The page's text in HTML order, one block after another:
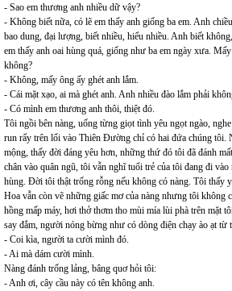
- Sao em thương anh nhiều dữ vậy?
- Không biết nữa, có lẽ em thấy anh giống ba em. Anh
bao dung, đại lượng, biết nhiều, hiểu nhiều. Anh biết
em thấy anh oai hùng quá, giống như ba em ngày xưa.
không?
- Không, mấy ông ấy ghét anh lắm.
- Cái mặt xạo, ai mà ghét anh. Anh nhiều đào lắm phải
- Có mình em thương anh thôi, thiệt đó.
Tôi ngồi bên nàng, uống từng giọt tình yêu ngọt ngào,
run rẩy trên lối vào Thiên Đường chỉ có hai đứa chúng tôi.
mộng, thấy đời đáng yêu hơn, những thứ đó tôi đã đánh
chân vào quân ngũ, tôi vẫn nghĩ tuổi trẻ của tôi đang đi
hùng. Đời tôi thật trống rỗng nếu không có nàng. Tôi thấy
Hoa vẫn còn vẽ những giấc mơ của nàng nhưng tôi không
hồng mấp máy, hơi thở thơm tho mùi mía lùi phà trên mặt
say đắm, người nóng bừng như có dòng điện chạy ào ạt từ
- Coi kìa, người ta cười mình đó.
- Ai mà dám cười mình.
Nàng đánh trống lảng, bâng quơ hỏi tôi:
- Anh ơi, cây cầu này có tên không anh.